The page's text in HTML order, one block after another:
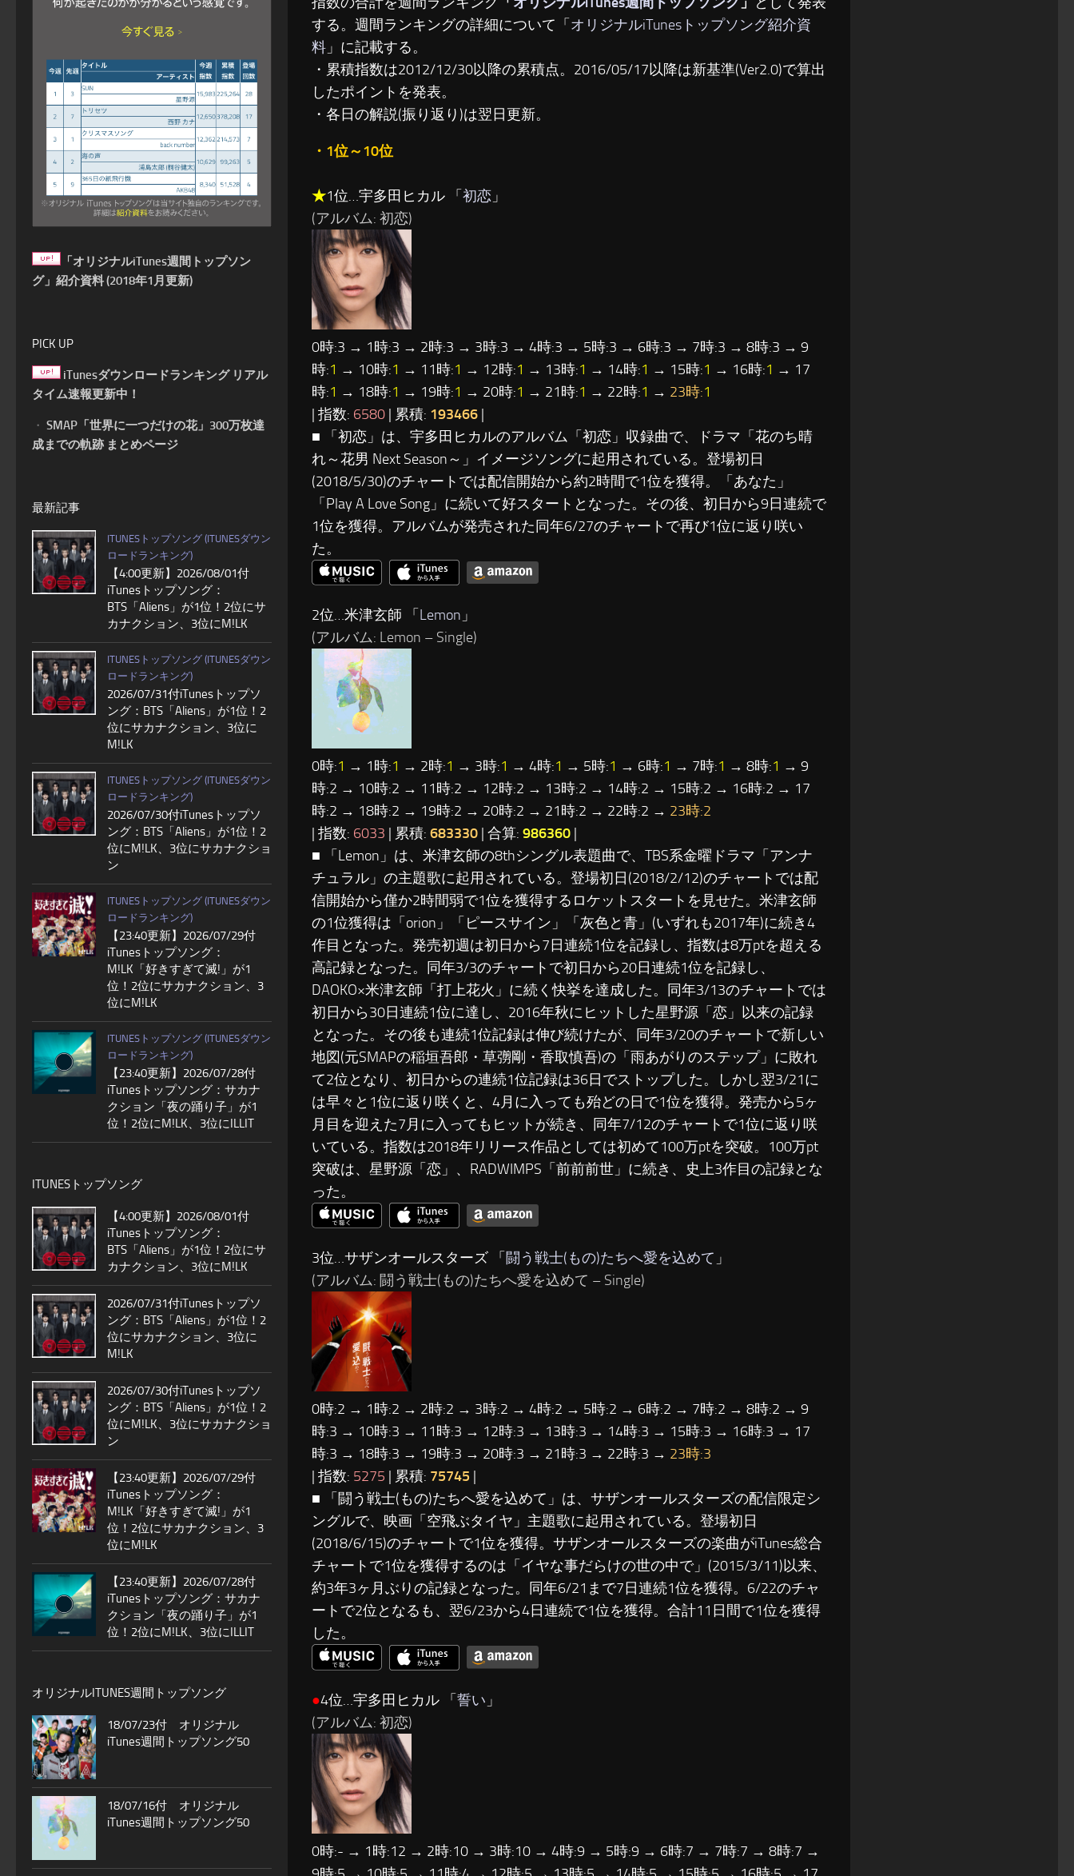
する。週間ランキングの詳細について「 オリジナルiTunesトップソング紹介資
料 」に記載する。
・累積指数は2012/12/30以降の累積点。2016/05/17以降は新基準(Ver2.0)で算出
したポイントを発表。
・各日の解説(振り返り)は翌日更新。
・1位～10位
★1位…宇多田ヒカル 「 初恋 」
(アルバム: 初恋)
0時:3 → 1時:3 → 2時:3 → 3時:3 → 4時:3 → 5時:3 → 6時:3 → 7時:3 → 8時:3 → 9
時:1 → 10時:1 → 11時:1 → 12時:1 → 13時:1 → 14時:1 → 15時:1 → 16時:1 → 17
時:1 → 18時:1 → 19時:1 → 20時:1 → 21時:1 → 22時:1 → 23時:1
| 指数: 6580 | 累積: 193466 |
■ 「初恋」は、宇多田ヒカルのアルバム「初恋」収録曲で、ドラマ「花のち晴
れ～花男 Next Season～」イメージソングに起用されている。登場初日
(2018/5/30)のチャートでは配信開始から約2時間で1位を獲得。「あなた」
「Play A Love Song」に続いて好スタートとなった。その後、初日から9日連続で
1位を獲得。アルバムが発売された同年6/27のチャートで再び1位に返り咲い
た。
2位…米津玄師 「 Lemon 」
(アルバム: Lemon – Single)
0時:1 → 1時:1 → 2時:1 → 3時:1 → 4時:1 → 5時:1 → 6時:1 → 7時:1 → 8時:1 → 9
時:2 → 10時:2 → 11時:2 → 12時:2 → 13時:2 → 14時:2 → 15時:2 → 16時:2 → 17
時:2 → 18時:2 → 19時:2 → 20時:2 → 21時:2 → 22時:2 → 23時:2
| 指数: 6033 | 累積: 683330 | 合算: 986360 |
■ 「Lemon」は、米津玄師の8thシングル表題曲で、TBS系金曜ドラマ「アンナ
チュラル」の主題歌に起用されている。登場初日(2018/2/12)のチャートでは配
信開始から僅か2時間弱で1位を獲得するロケットスタートを見せた。米津玄師
の1位獲得は「orion」「ピースサイン」「灰色と青」(いずれも2017年)に続き4
作目となった。発売初週は初日から7日連続1位を記録し、指数は8万ptを超える
高記録となった。同年3/3のチャートで初日から20日連続1位を記録し、
DAOKO×米津玄師「打上花火」に続く快挙を達成した。同年3/13のチャートでは
初日から30日連続1位に達し、2016年秋にヒットした星野源「恋」以来の記録
となった。その後も連続1位記録は伸び続けたが、同年3/20のチャートで新しい
地図(元SMAPの稲垣吾郎・草彅剛・香取慎吾)の「雨あがりのステップ」に敗れ
て2位となり、初日からの連続1位記録は36日でストップした。しかし翌3/21に
は早々と1位に返り咲くと、4月に入っても殆どの日で1位を獲得。発売から5ヶ
月目を迎えた7月に入ってもヒットが続き、同年7/12のチャートで1位に返り咲
いている。指数は2018年リリース作品としては初めて100万ptを突破。100万pt
突破は、星野源「恋」、RADWIMPS「前前前世」に続き、史上3作目の記録とな
った。
3位…サザンオールスターズ 「 闘う戦士(もの)たちへ愛を込めて 」
(アルバム: 闘う戦士(もの)たちへ愛を込めて – Single)
0時:2 → 1時:2 → 2時:2 → 3時:2 → 4時:2 → 5時:2 → 6時:2 → 7時:2 → 8時:2 → 9
時:3 → 10時:3 → 11時:3 → 12時:3 → 13時:3 → 14時:3 → 15時:3 → 16時:3 → 17
時:3 → 18時:3 → 19時:3 → 20時:3 → 21時:3 → 22時:3 → 23時:3
| 指数: 5275 | 累積: 75745 |
■ 「闘う戦士(もの)たちへ愛を込めて」は、サザンオールスターズの配信限定シ
ングルで、映画「空飛ぶタイヤ」主題歌に起用されている。登場初日
(2018/6/15)のチャートで1位を獲得。サザンオールスターズの楽曲がiTunes総合
チャートで1位を獲得するのは「イヤな事だらけの世の中で」(2015/3/11)以来、
約3年3ヶ月ぶりの記録となった。同年6/21まで7日連続1位を獲得。6/22のチャ
ートで2位となるも、翌6/23から4日連続で1位を獲得。合計11日間で1位を獲得
した。
●4位…宇多田ヒカル 「誓い 」
(アルバム: 初恋)
0時:- → 1時:12 → 2時:10 → 3時:10 → 4時:9 → 5時:9 → 6時:7 → 7時:7 → 8時:7 →
「オリジナルiTunes週間トップソン
グ」紹介資料 (2018年1月更新)
PICK UP
iTunesダウンロードランキング リアル
タイム速報更新中！
・ SMAP「世界に一つだけの花」300万枚達
成までの軌跡 まとめページ
最新記事
ITUNESトップソング (ITUNESダウン
ロードランキング)
【4:00更新】2026/08/01付
iTunesトップソング：
BTS「Aliens」が1位！2位にサ
カナクション、3位にM!LK
ITUNESトップソング (ITUNESダウン
ロードランキング)
2026/07/31付iTunesトップソ
ング：BTS「Aliens」が1位！2
位にサカナクション、3位に
M!LK
ITUNESトップソング (ITUNESダウン
ロードランキング)
2026/07/30付iTunesトップソ
ング：BTS「Aliens」が1位！2
位にM!LK、3位にサカナクショ
ン
ITUNESトップソング (ITUNESダウン
ロードランキング)
【23:40更新】2026/07/29付
iTunesトップソング：
M!LK「好きすぎて滅!」が1
位！2位にサカナクション、3
位にM!LK
ITUNESトップソング (ITUNESダウン
ロードランキング)
【23:40更新】2026/07/28付
iTunesトップソング：サカナ
クション「夜の踊り子」が1
位！2位にM!LK、3位にILLIT
ITUNESトップソング
【4:00更新】2026/08/01付
iTunesトップソング：
BTS「Aliens」が1位！2位にサ
カナクション、3位にM!LK
2026/07/31付iTunesトップソ
ング：BTS「Aliens」が1位！2
位にサカナクション、3位に
M!LK
2026/07/30付iTunesトップソ
ング：BTS「Aliens」が1位！2
位にM!LK、3位にサカナクショ
ン
【23:40更新】2026/07/29付
iTunesトップソング：
M!LK「好きすぎて滅!」が1
位！2位にサカナクション、3
位にM!LK
【23:40更新】2026/07/28付
iTunesトップソング：サカナ
クション「夜の踊り子」が1
位！2位にM!LK、3位にILLIT
オリジナルITUNES週間トップソング
18/07/23付 オリジナル
iTunes週間トップソング50
18/07/16付 オリジナル
iTunes週間トップソング50